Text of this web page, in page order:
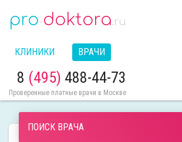
pro-doktora.ru
КЛИНИКИ ВРАЧИ
8 (495) 488-44-73
Проверенные платные врачи в Москве
ПОИСК ВРАЧА